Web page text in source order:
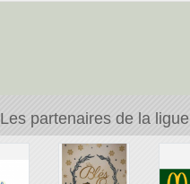
Les partenaires de la ligue